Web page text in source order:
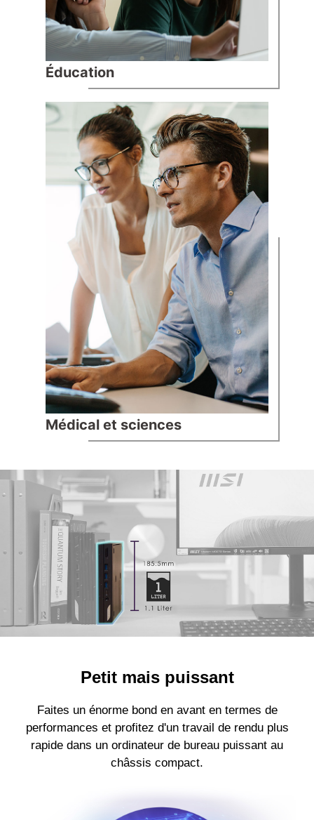
Éducation
Médical et sciences
Petit mais puissant
Faites un énorme bond en avant en termes de
performances et profitez d'un travail de rendu plus
rapide dans un ordinateur de bureau puissant au
châssis compact.